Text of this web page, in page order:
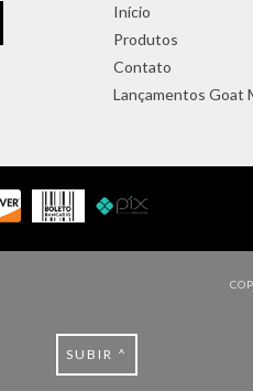
Início
Produtos
Contato
Lançamentos Goat
SUBIR ^